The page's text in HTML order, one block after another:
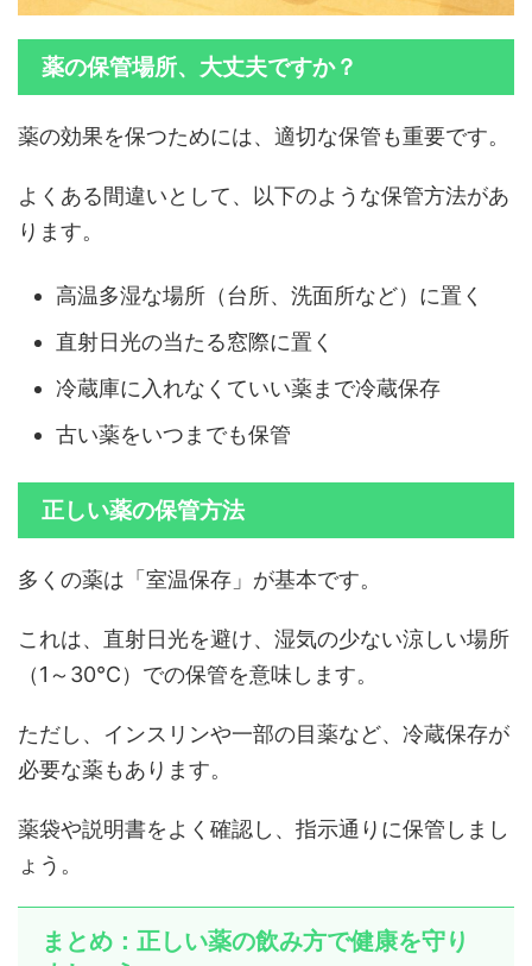
薬の保管場所、大丈夫ですか？
薬の効果を保つためには、適切な保管も重要です。
よくある間違いとして、以下のような保管方法があ
ります。
高温多湿な場所（台所、洗面所など）に置く
直射日光の当たる窓際に置く
冷蔵庫に入れなくていい薬まで冷蔵保存
古い薬をいつまでも保管
正しい薬の保管方法
多くの薬は「室温保存」が基本です。
これは、直射日光を避け、湿気の少ない涼しい場所
（1～30℃）での保管を意味します。
ただし、インスリンや一部の目薬など、冷蔵保存が
必要な薬もあります。
薬袋や説明書をよく確認し、指示通りに保管しまし
ょう。
まとめ：正しい薬の飲み方で健康を守り